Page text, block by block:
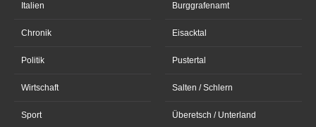
Italien
Chronik
Politik
Wirtschaft
Sport
Burggrafenamt
Eisacktal
Pustertal
Salten / Schlern
Überetsch / Unterland